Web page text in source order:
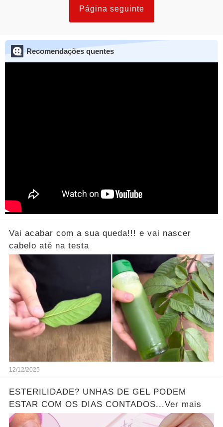
Página seguinte
Recomendações quentes
Vai acabar com a sua queda!!! e vai nascer
cabelo até na testa
12/12/2025
ESTERILIDADE? UNHAS DE GEL PODEM
ESTAR COM OS DIAS CONTADOS...Ver mais